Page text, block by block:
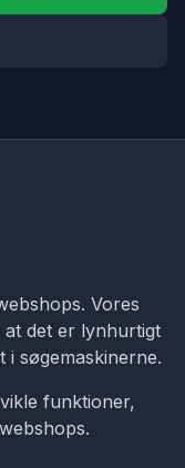
Vores
det er lynhurtigt
i søgemaskinerne.
funktioner,